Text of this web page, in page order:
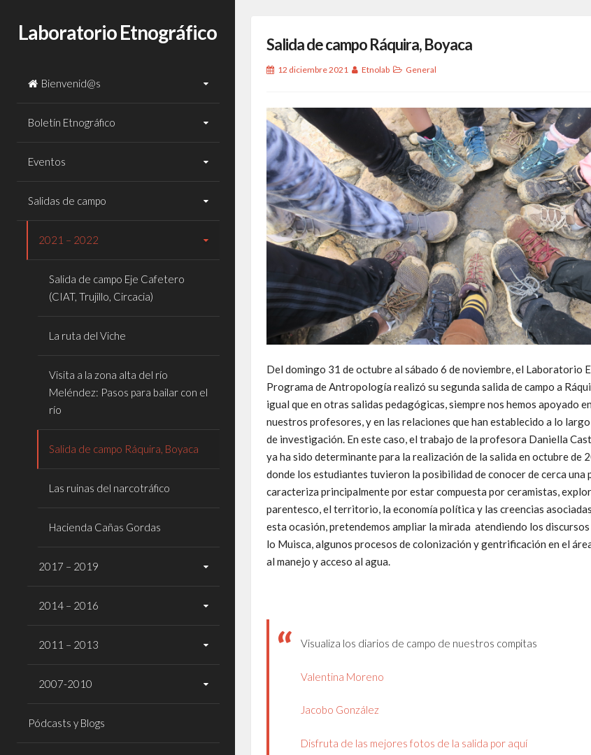
Laboratorio Etnográfico
Bienvenid@s
Boletín Etnográfico
Eventos
Salidas de campo
2021 – 2022
Salida de campo Eje Cafetero
(CIAT, Trujillo, Circacia)
La ruta del Viche
Visita a la zona alta del río
Meléndez: Pasos para bailar con el
río
Salida de campo Ráquira, Boyaca
Las ruinas del narcotráfico
Hacienda Cañas Gordas
2017 – 2019
2014 – 2016
2011 – 2013
2007-2010
Pódcasts y Blogs
Salida de campo Ráquira, Boyaca
12 diciembre 2021 Etnolab General
Del domingo 31 de octubre al sábado 6 de noviembre, el Laboratorio
Programa de Antropología realizó su segunda salida de campo a
igual que en otras salidas pedagógicas, siempre nos hemos apoyado
nuestros profesores, y en las relaciones que han establecido a lo
de investigación. En este caso, el trabajo de la profesora Daniella
ya ha sido determinante para la realización de la salida en octubre de
donde los estudiantes tuvieron la posibilidad de conocer de cerca una
caracteriza principalmente por estar compuesta por ceramistas,
parentesco, el territorio, la economía política y las creencias
esta ocasión, pretendemos ampliar la mirada atendiendo los
lo Muisca, algunos procesos de colonización y gentrificación en el
al manejo y acceso al agua.
Visualiza los diarios de campo de nuestros compitas
Valentina Moreno
Jacobo González
Disfruta de las mejores fotos de la salida por aquí